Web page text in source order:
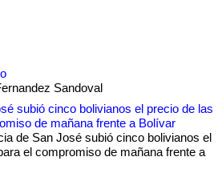
Sandoval
subió cinco bolivianos el precio de las
de mañana frente a Bolívar
de San José subió cinco bolivianos el
el compromiso de mañana frente a